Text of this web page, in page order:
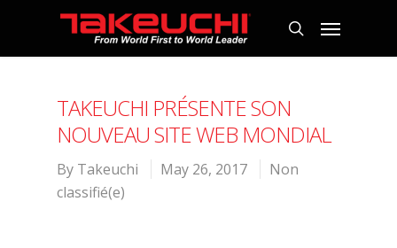
TAKEUCHI PRÉSENTE SON
NOUVEAU SITE WEB MONDIAL
By Takeuchi May 26, 2017
Non
classifié(e)